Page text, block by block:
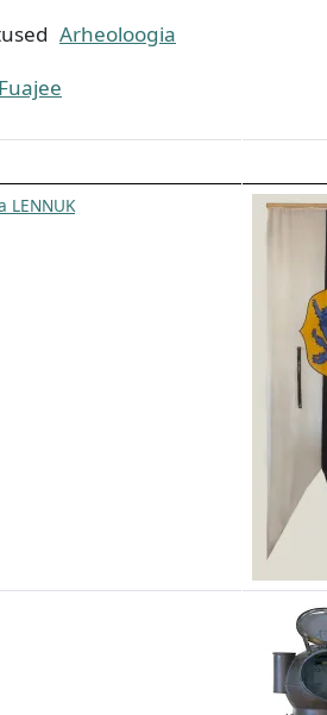
Arheoloogia
Fuajee